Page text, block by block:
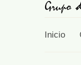
Inicio